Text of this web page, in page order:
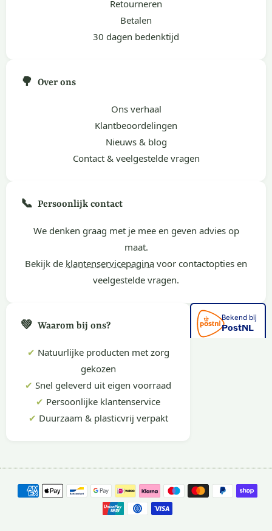
Retourneren
Betalen
30 dagen bedenktijd
🌳 Over ons
Ons verhaal
Klantbeoordelingen
Nieuws & blog
Contact & veelgestelde vragen
📞 Persoonlijk contact
We denken graag met je mee en geven advies op
maat.
Bekijk de klantenservicepagina voor contactopties en
veelgestelde vragen.
💚 Waarom bij ons?
✔ Natuurlijke producten met zorg
gekozen
✔ Snel geleverd uit eigen voorraad
✔ Persoonlijke klantenservice
✔ Duurzaam & plasticvrij verpakt